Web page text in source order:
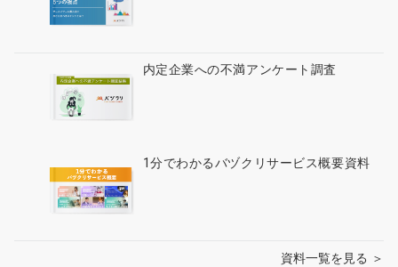
内定企業への不満アンケート調査
1分でわかるバヅクリサービス概要資料
資料一覧を見る ＞